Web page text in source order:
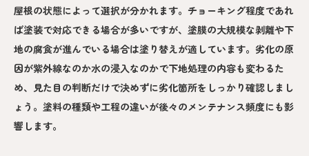
屋根の状態によって選択が分かれます。チョーキング程度であれ
ば塗装で対応できる場合が多いですが、塗膜の大規模な剥離や下
地の腐食が進んでいる場合は塗り替えが適しています。劣化の原
因が紫外線なのか水の浸入なのかで下地処理の内容も変わるた
め、見た目の判断だけで決めずに劣化箇所をしっかり確認しまし
ょう。塗料の種類や工程の違いが後々のメンテナンス頻度にも影
響します。